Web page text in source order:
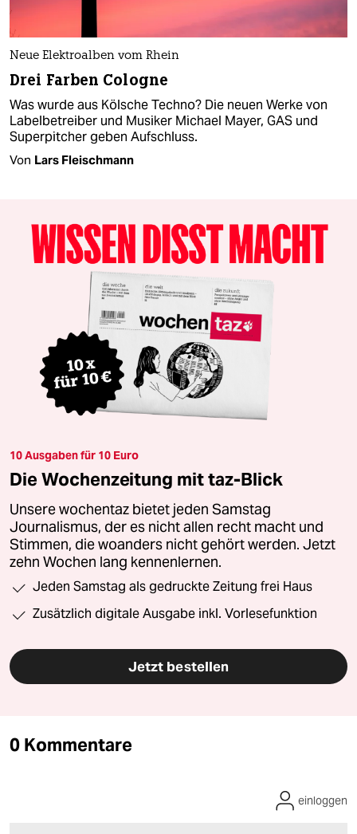
Neue Elektroalben vom Rhein
Drei Farben Cologne
Was wurde aus Kölsche Techno? Die neuen Werke von
Labelbetreiber und Musiker Michael Mayer, GAS und
Superpitcher geben Aufschluss.
Von Lars Fleischmann
10 Ausgaben für 10 Euro
Die Wochenzeitung mit taz-Blick
Unsere wochentaz bietet jeden Samstag
Journalismus, der es nicht allen recht macht und
Stimmen, die woanders nicht gehört werden. Jetzt
zehn Wochen lang kennenlernen.
Jeden Samstag als gedruckte Zeitung frei Haus
Zusätzlich digitale Ausgabe inkl. Vorlesefunktion
Jetzt bestellen
0 Kommentare
einloggen